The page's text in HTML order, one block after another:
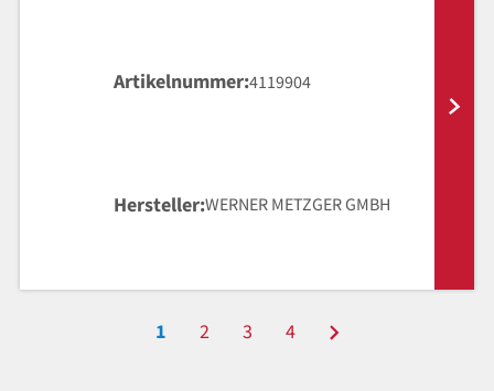
Artikelnummer 4119904
Hersteller WERNER METZGER GMBH
1 2 3 4